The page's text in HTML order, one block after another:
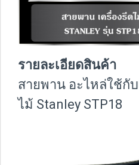
รายละเอียดสินค้า
สายพาน อะไหล่ใช้กั
ไม้ Stanley STP18